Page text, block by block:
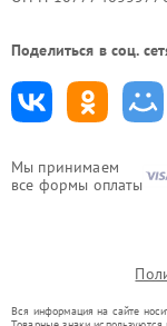
Мы принимаем
все формы оплаты
Поделиться в соц.
Вся информация на сайте